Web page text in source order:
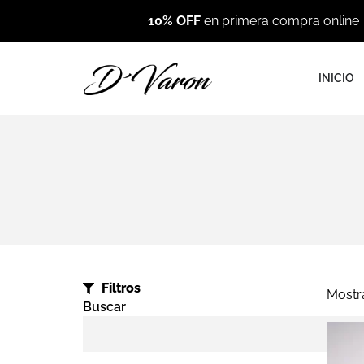
10% OFF en primera compra online
INICIO
Filtros
Buscar